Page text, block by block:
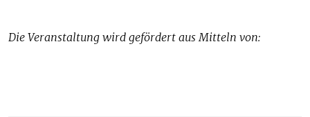
Die Veranstaltung wird gefördert aus Mitteln von: